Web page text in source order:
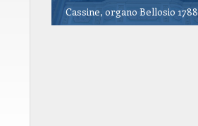
Cassine, organo Bellosio 1788